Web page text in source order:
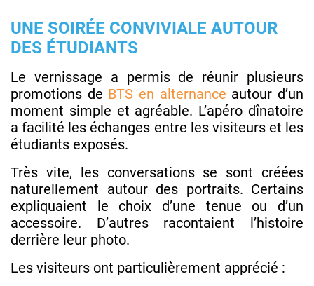
UNE SOIRÉE CONVIVIALE AUTOUR
DES ÉTUDIANTS
Le vernissage a permis de réunir plusieurs
promotions de BTS en alternance autour d’un
moment simple et agréable. L’apéro dînatoire
a facilité les échanges entre les visiteurs et les
étudiants exposés.
Très vite, les conversations se sont créées
naturellement autour des portraits. Certains
expliquaient le choix d’une tenue ou d’un
accessoire. D’autres racontaient l’histoire
derrière leur photo.
Les visiteurs ont particulièrement apprécié :